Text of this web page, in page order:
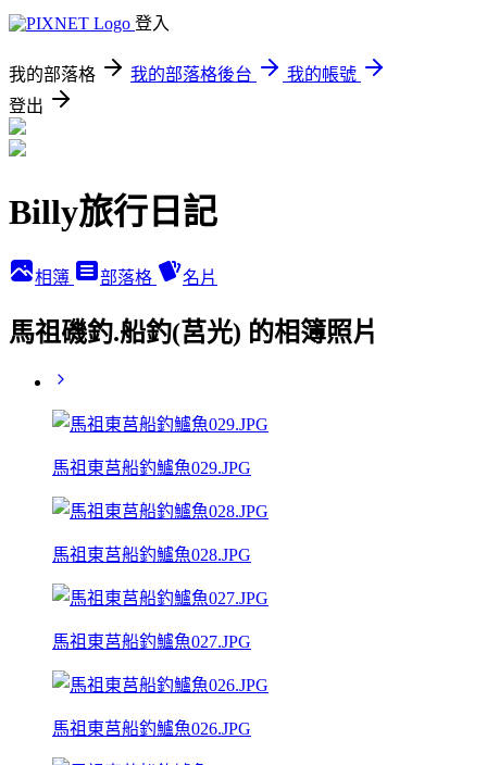
登入
我的部落格 我的部落格後台
我的帳號
登出
Billy旅行日記
相簿 部落格 名片
馬祖磯釣.船釣(莒光) 的相簿照片
馬祖東莒船釣鱸魚029.JPG
馬祖東莒船釣鱸魚028.JPG
馬祖東莒船釣鱸魚027.JPG
馬祖東莒船釣鱸魚026.JPG